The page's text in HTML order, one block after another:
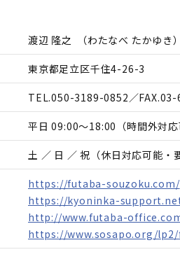
渡辺 隆之 （わたなべ たかゆき）
東京都足立区千住4-26-3
TEL.050-3189-0852／FAX.03-
平日 09:00～18:00（時間外対応
土 ／ 日 ／ 祝（休日対応可能・
https://futaba-souzoku.com/
https://kyoninka-
http://www.futaba-
https://www.sosapo.org/